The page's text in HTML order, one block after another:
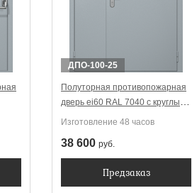
ДПО-100-25
Полуторная противопожарная
дверь ei60 RAL 7040 с круглым
стеклопакетом
Изготовление 48 часов
38 600 руб.
Предзаказ